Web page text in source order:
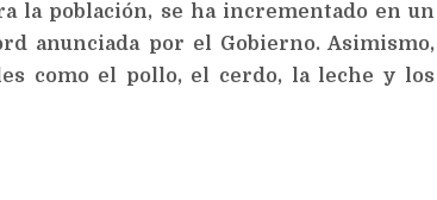
la población, se ha incrementado en un
anunciada por el Gobierno. Asimismo,
como el pollo, el cerdo, la leche y los